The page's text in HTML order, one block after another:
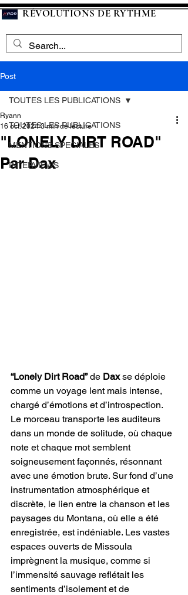
RÉVOLUTIONS DE RYTHME
Post
TOUTES LES PUBLICATIONS
MENTIONS SPECIALES
INTERVIEWS
TOUTES LES PUBLICATIONS
"LONELY DIRT ROAD"
Par Dax
Ryann
16 oct. 2024 3 min de lecture
“Lonely Dirt Road” de Dax se déploie
comme un voyage lent mais intense,
chargé d’émotions et d’introspection.
Le morceau transporte les auditeurs
dans un monde de solitude, où chaque
note et chaque mot semblent
soigneusement façonnés, résonnant
avec une émotion brute. Sur fond d’une
instrumentation atmosphérique et
discrète, le lien entre la chanson et les
paysages du Montana, où elle a été
enregistrée, est indéniable. Les vastes
espaces ouverts de Missoula
imprègnent la musique, comme si
l’immensité sauvage reflétait les
sentiments d’isolement et de